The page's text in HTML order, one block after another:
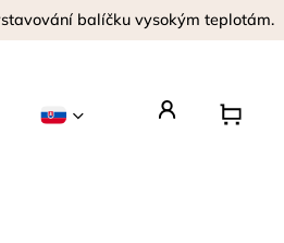
balíčku vysokým teplotám.
Opýtajte sa